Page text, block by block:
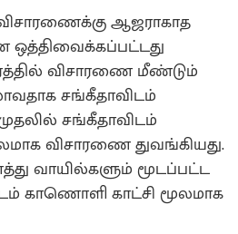
ஆஜராகாத
விசாரணை மீண்டும்
சங்கீதாவிடம்
சங்கீதாவிடம்
விசாரணை துவங்கியது.
வாயில்களும் மூடப்பட்ட
காணொளி காட்சி மூலமாக